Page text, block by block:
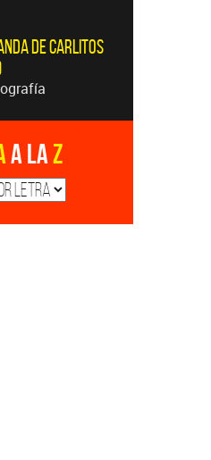
de Carlitos
a laZ